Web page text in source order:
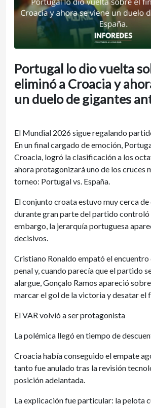
Portugal lo dio vuelta
eliminó a Croacia y
un duelo de gigantes
El Mundial 2026 sigue regalando
En un final cargado de emoción,
Croacia, logró la clasificación a los
ahora protagonizará uno de los cruces
torneo: Portugal vs. España.
El conjunto croata estuvo muy cerca
durante gran parte del partido controló
embargo, la jerarquía portuguesa
decisivos.
Cristiano Ronaldo empató el encuentro
penal y, cuando parecía que el partido
alargue, Gonçalo Ramos apareció
marcar el gol de la victoria y desatar el
El VAR volvió a ser protagonista
La polémica llegó en tiempo de
Croacia había conseguido el empate
tanto fue anulado tras la revisión
posición adelantada.
La explicación fue particular: la pelota